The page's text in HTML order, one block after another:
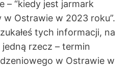
– “kiedy jest jarmark
Ostrawie w 2023 roku”.
tych informacji, na
jedną rzecz – termin
w Ostrawie w